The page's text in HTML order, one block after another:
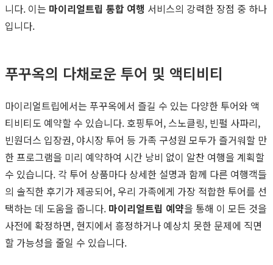
니다. 이는 마이리얼트립 통합 여행 서비스의 강력한 장점 중 하나
입니다.
푸꾸옥의 다채로운 투어 및 액티비티
마이리얼트립에서는 푸꾸옥에서 즐길 수 있는 다양한 투어와 액
티비티도 예약할 수 있습니다. 호핑투어, 스노클링, 빈펄 사파리,
빈원더스 입장권, 야시장 투어 등 가족 구성원 모두가 즐거워할 만
한 프로그램을 미리 예약하여 시간 낭비 없이 알찬 여행을 계획할
수 있습니다. 각 투어 상품마다 상세한 설명과 함께 다른 여행객들
의 솔직한 후기가 제공되어, 우리 가족에게 가장 적합한 투어를 선
택하는 데 도움을 줍니다. 마이리얼트립 예약을 통해 이 모든 것을
사전에 확정하면, 현지에서 흥정하거나 예상치 못한 문제에 직면
할 가능성을 줄일 수 있습니다.